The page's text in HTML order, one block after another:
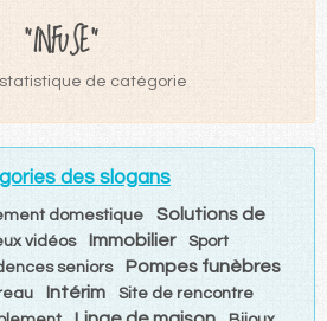
"INFUSE"
de catégorie
des slogans
domestique
Solutions de
vidéos Immobilier Sport
seniors Pompes funèbres
Intérim Site de rencontre